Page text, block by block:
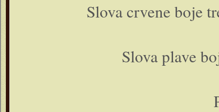
Slova crvene boje
Slova plave